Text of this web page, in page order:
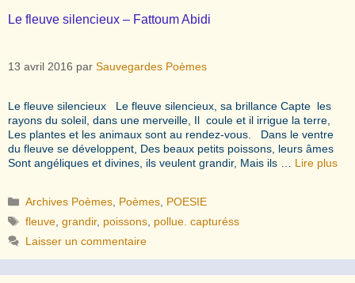
Le fleuve silencieux – Fattoum Abidi
13 avril 2016 par Sauvegardes Poèmes
Le fleuve silencieux Le fleuve silencieux, sa brillance Capte les
rayons du soleil, dans une merveille, Il coule et il irrigue la terre,
Les plantes et les animaux sont au rendez-vous. Dans le ventre
du fleuve se développent, Des beaux petits poissons, leurs âmes
Sont angéliques et divines, ils veulent grandir, Mais ils … Lire plus
Catégories
Archives Poèmes Poèmes POESIE
Étiquettes
fleuve ,grandir, poissons pollue. capturéss
Laisser un commentaire